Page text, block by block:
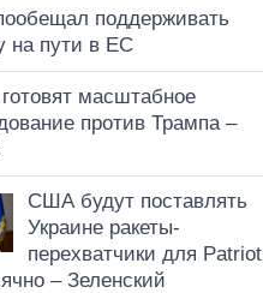
поддерживать
на пути в ЕС
масштабное
против Трампа –
США будут поставлять
Украине ракеты-
перехватчики для Patriot
– Зеленский